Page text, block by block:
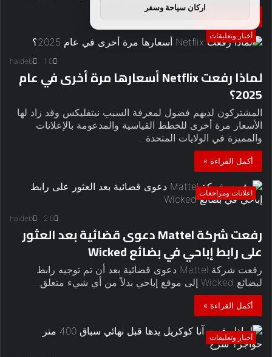
أكمل القراءة »
أخبار وتعليقات
haideb 0
لماذا رفعت Netflix أسعارها مرة أخرى في عام
2025؟
المشتركون لديهم فضول لمعرفة السبب نيتفليكس وقد زاد لها
الأسعار مرة أخرى للخطط القياسية والمدعومة بالإعلانات
والمميزة في الولايات المتحدة…
أكمل القراءة »
اعلانات ومراجعات
haideb 0
رفعت شركة Mattel دعوى قضائية بعد العثور
على رابط إباحي في بضائع Wicked
رفعت شركة Mattel دعوى قضائية بعد أن تم توجيه رابط
لبضائع Wicked إلى موقع إباحي بدلاً من أي شيء متعلق…
أكمل القراءة »
أخبار وتعليقات
اركان سياحة وسفر